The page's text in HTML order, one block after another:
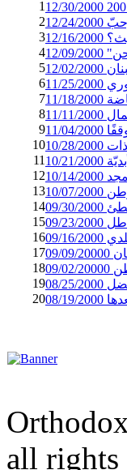
1
2
2000
3
2000
4
2000
5
2000
6
2000
7
2000
8
2000
9
2000
10
2000
11
2000
12
2000
13
07/2000
14
2000
15
2000
16
2000
17
18
19
2000
20
2000
all